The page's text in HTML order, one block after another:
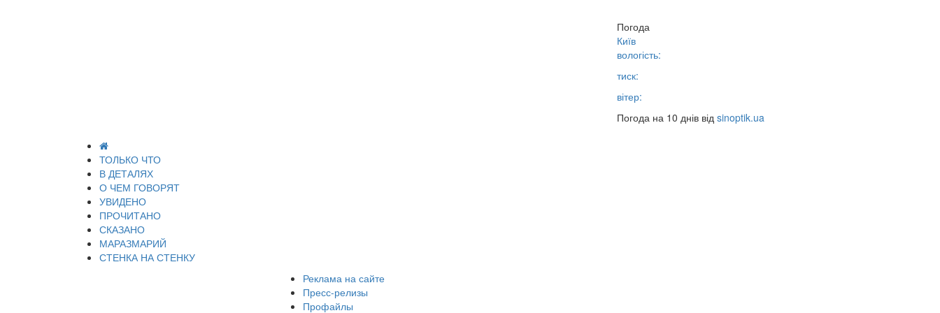
Погода
Київ
вологість:
тиск:
вітер:
Погода на 10 днів від sinoptik.ua
ТОЛЬКО ЧТО
В ДЕТАЛЯХ
О ЧЕМ ГОВОРЯТ
УВИДЕНО
ПРОЧИТАНО
СКАЗАНО
МАРАЗМАРИЙ
СТЕНКА НА СТЕНКУ
Реклама на сайте
Пресс-релизы
Профайлы